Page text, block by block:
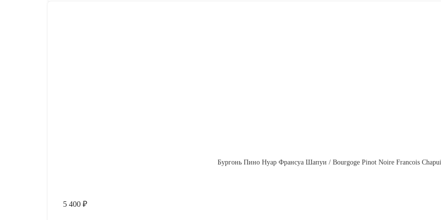
Бургонь Пино Нуар Франсуа Шапуи / Bourgoge Pinot Noire Francois
5 400 ₽